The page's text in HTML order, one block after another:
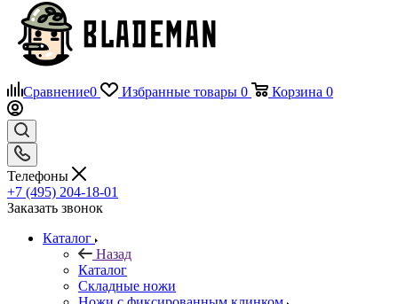
Сравнение0 Избранные товары 0 Корзина 0
Телефоны
+7 (495) 204-18-01
Заказать звонок
Каталог
Назад
Каталог
Складные ножи